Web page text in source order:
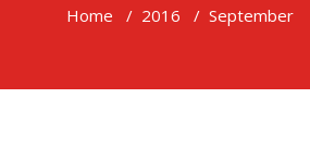
Home / 2016 / September